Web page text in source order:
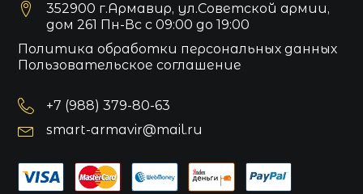
352900 г.Армавир, ул.Советской армии,
дом 261 Пн-Вс с 09:00 до 19:00
Политика обработки персональных данных
Пользовательское соглашение
+7 (988) 379-80-63
smart-armavir@mail.ru